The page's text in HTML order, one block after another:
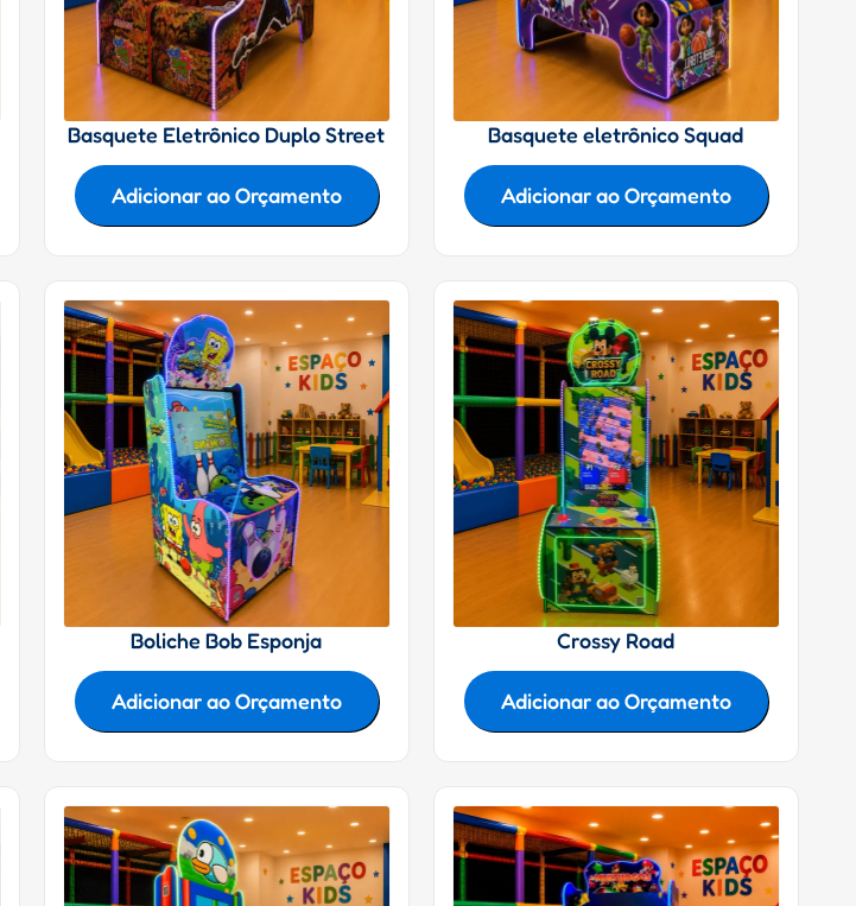
Basquete Eletrônico Duplo Street
Adicionar ao Orçamento
Basquete eletrônico Squad
Adicionar ao Orçamento
Boliche Bob Esponja
Adicionar ao Orçamento
Crossy Road
Adicionar ao Orçamento